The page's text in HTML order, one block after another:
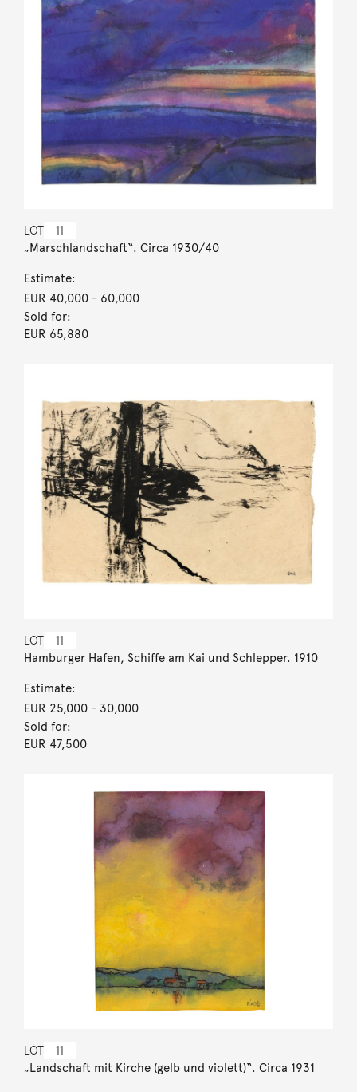
LOT 11
„Marschlandschaft“. Circa 1930/40
Estimate:
EUR 40,000- 60,000
Sold for:
EUR 65,880
LOT 11
Hamburger Hafen, Schiffe am Kai und Schlepper. 1910
Estimate:
EUR 25,000- 30,000
Sold for:
EUR 47,500
LOT 11
„Landschaft mit Kirche (gelb und violett)“. Circa 1931